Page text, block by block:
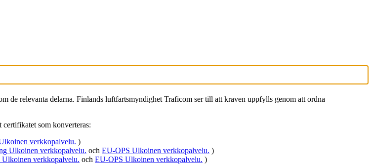
relevanta delarna. Finlands luftfartsmyndighet Traficom ser till att kraven uppfylls genom att ordna
som konverteras:
verkkopalvelu. )
Ulkoinen verkkopalvelu. och EU-OPS Ulkoinen verkkopalvelu. )
Ulkoinen verkkopalvelu. och EU-OPS Ulkoinen verkkopalvelu. )